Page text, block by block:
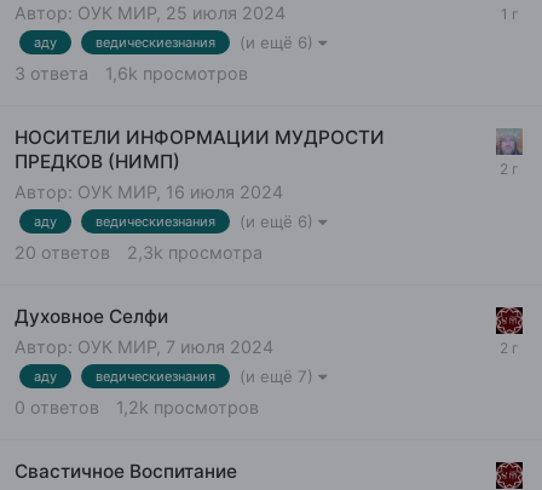
Автор: ОУК МИР 25 июля 2024
аду ведическиезнания (и ещё 6)
3 ответа 1,6k просмотров
НОСИТЕЛИ ИНФОРМАЦИИ МУДРОСТИ
ПРЕДКОВ (НИМП)
Автор: ОУК МИР 16 июля 2024
аду ведическиезнания (и ещё 6)
20 ответов 2,3k просмотра
Духовное Селфи
Автор: ОУК МИР 7 июля 2024
аду ведическиезнания (и ещё 7)
0 ответов 1,2k просмотров
Свастичное Воспитание